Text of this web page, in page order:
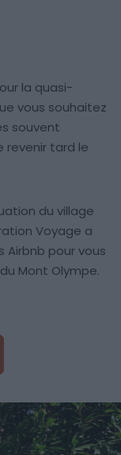
la quasi-
vous souhaitez
souvent
revenir tard le
du village
Voyage a
Airbnb pour vous
Mont Olympe.